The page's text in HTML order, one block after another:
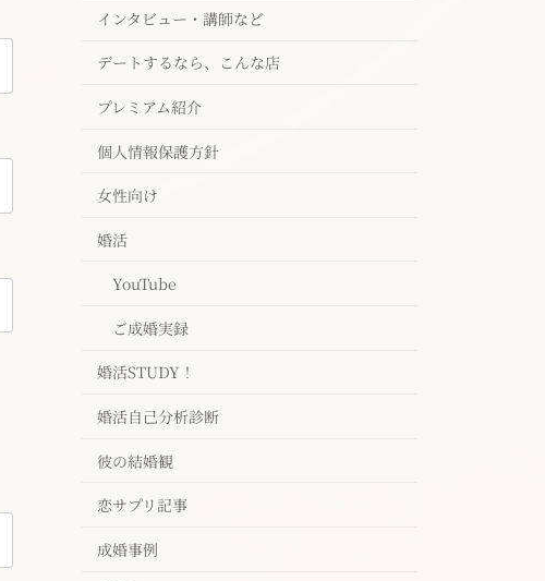
インタビュー・講師など
デートするなら、こんな店
プレミアム紹介
個人情報保護方針
女性向け
婚活
YouTube
ご成婚実録
婚活STUDY！
婚活自己分析診断
彼の結婚観
恋サプリ記事
成婚事例